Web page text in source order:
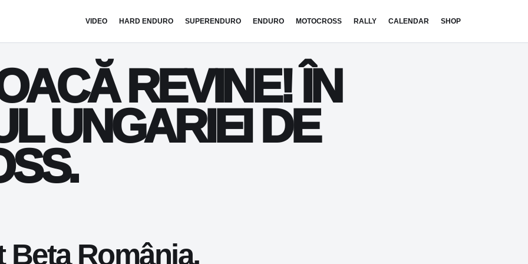
VIDEO HARD ENDURO SUPERENDURO ENDURO MOTOCROSS RALLY CALENDAR SHOP
REVINE! ÎN
UNGARIEI DE
România,